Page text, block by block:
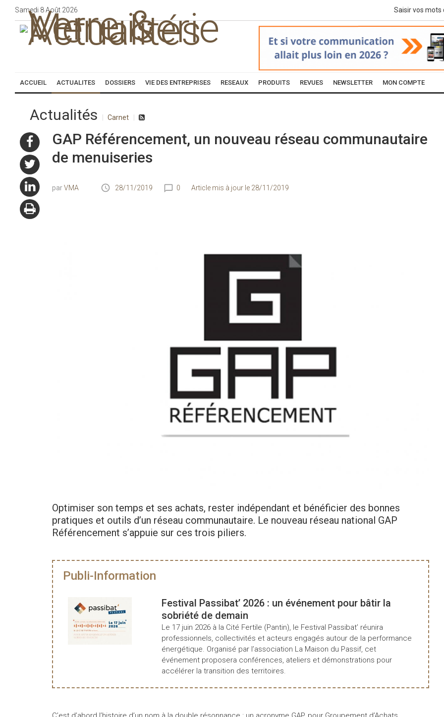
Samedi 8Août 2026
ACCUEIL ACTUALITES DOSSIERS VIE DES ENTREPRISES RESEAUX PRODUITS REVUES NEWSLETTER MON COMPTE
Actualités Carnet
GAP Référencement, un nouveau réseau communautaire
de menuiseries
VMA 28/11/2019 0 Article mis à jour le 28/11/2019
Optimiser son temps et ses achats, rester indépendant et bénéficier des bonnes
pratiques et outils d’un réseau communautaire. Le nouveau réseau national GAP
Référencement s’appuie sur ces trois piliers.
Publi-Information
Festival Passibat’ 2026 : un événement pour bâtir la
sobriété de demain
Le 17 juin 2026 à la Cité Fertile (Pantin), le Festival Passibat’ réunira
professionnels, collectivités et acteurs engagés autour de la performance
énergétique. Organisé par l’association La Maison du Passif, cet
événement proposera conférences, ateliers et démonstrations pour
accélérer la transition des territoires.